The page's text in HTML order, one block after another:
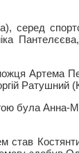
серед
була Анна-
став